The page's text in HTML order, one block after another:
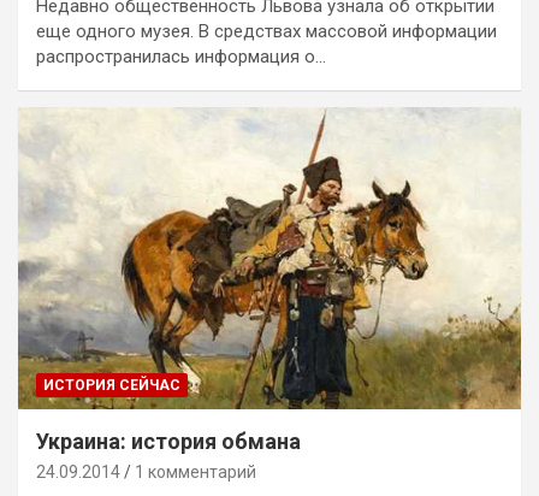
Недавно общественность Львова узнала об открытии
еще одного музея. В средствах массовой информации
распространилась информация о…
ИСТОРИЯ СЕЙЧАС
Украина: история обмана
24.09.2014 1 комментарий